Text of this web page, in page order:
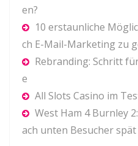
en?
10 erstaunliche
ch E-Mail-Marketing zu
Rebranding: Schritt
e
All Slots Casino im
West Ham 4 Burnley
ach unten Besucher